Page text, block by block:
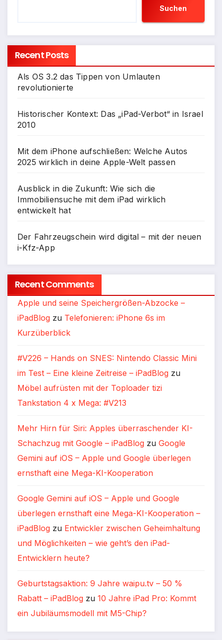
Suchen
Recent Posts
Als OS 3.2 das Tippen von Umlauten
revolutionierte
Historischer Kontext: Das „iPad-Verbot“ in Israel
2010
Mit dem iPhone aufschließen: Welche Autos
2025 wirklich in deine Apple-Welt passen
Ausblick in die Zukunft: Wie sich die
Immobiliensuche mit dem iPad wirklich
entwickelt hat
Der Fahrzeugschein wird digital – mit der neuen
i-Kfz-App
Recent Comments
Apple und seine Speichergrößen-Abzocke –
iPadBlog zu Telefonieren: iPhone 6s im
Kurzüberblick
#V226 – Hands on SNES: Nintendo Classic Mini
im Test – Eine kleine Zeitreise – iPadBlog zu
Möbel aufrüsten mit der Toploader tizi
Tankstation 4 x Mega: #V213
Mehr Hirn für Siri: Apples überraschender KI-
Schachzug mit Google – iPadBlog zu Google
Gemini auf iOS – Apple und Google überlegen
ernsthaft eine Mega-KI-Kooperation
Google Gemini auf iOS – Apple und Google
überlegen ernsthaft eine Mega-KI-Kooperation –
iPadBlog zu Entwickler zwischen Geheimhaltung
und Möglichkeiten – wie geht’s den iPad-
Entwicklern heute?
Geburtstagsaktion: 9 Jahre waipu.tv – 50 %
Rabatt – iPadBlog zu 10 Jahre iPad Pro: Kommt
ein Jubiläumsmodell mit M5-Chip?